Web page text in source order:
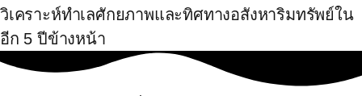
วิเคราะห์ทำเลศักยภาพและทิศทางอสังหาริมทรัพย์ใน
อีก 5 ปีข้างหน้า